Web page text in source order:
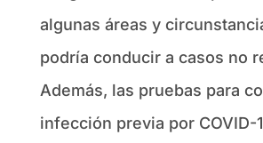
algunas áreas y
podría conducir a casos no
Además, las pruebas para
infección previa por COVID-